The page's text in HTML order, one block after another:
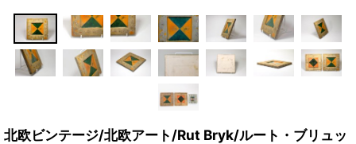
北欧ビンテージ/北欧アート/Rut Bryk/ルート・ブリュッ